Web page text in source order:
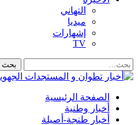
التهاني
ميديا
إشهارات
TV
الصفحة الرئيسية
أخبار وطنية
أخبار طنجة-أصيلة